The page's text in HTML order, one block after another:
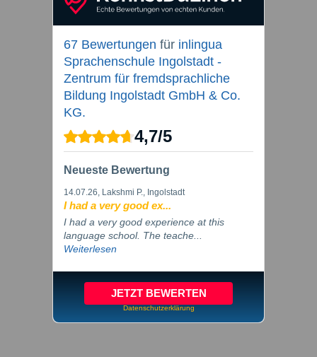
67 Bewertungen für inlingua
Sprachenschule Ingolstadt -
Zentrum für fremdsprachliche
Bildung Ingolstadt GmbH & Co.
KG.
4,7/5
Neueste Bewertung
14.07.26, Lakshmi P., Ingolstadt
I had a very good ex...
I had a very good experience at this
language school. The teache...
Weiterlesen
JETZT BEWERTEN
Datenschutzerklärung